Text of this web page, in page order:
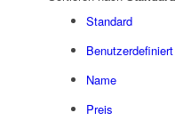
Standard
Benutzerdefiniert
Name
Preis